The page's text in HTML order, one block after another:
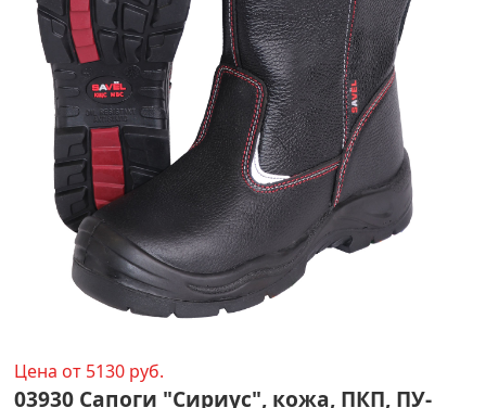
Цена от 5130 руб.
03930 Сапоги "Сириус", кожа, ПКП, ПУ-